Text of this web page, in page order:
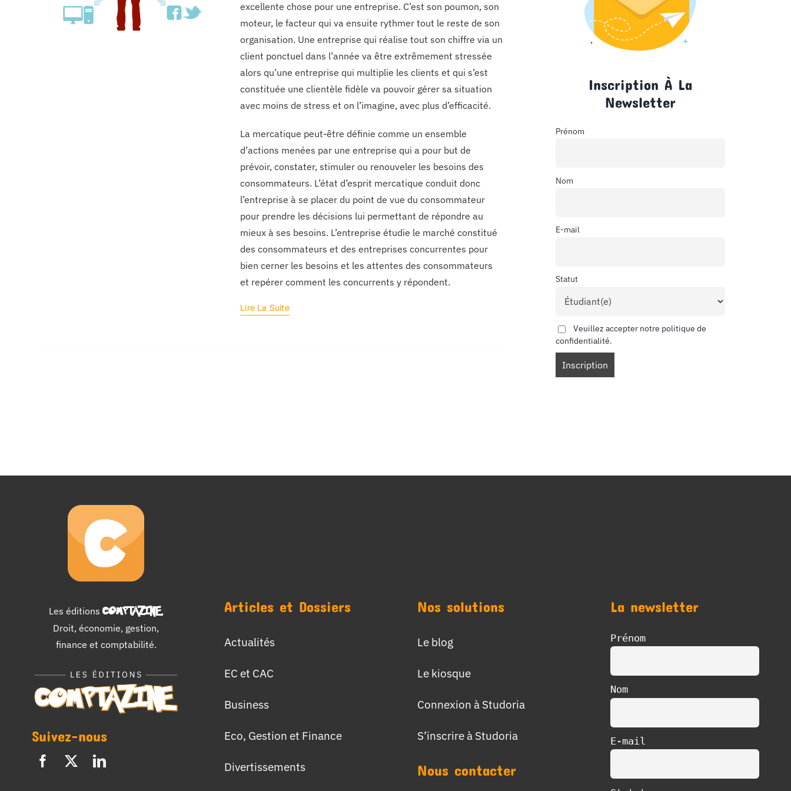
excellente chose pour une entreprise. C’est son poumon, son
moteur, le facteur qui va ensuite rythmer tout le reste de son
organisation. Une entreprise qui réalise tout son chiffre via un
client ponctuel dans l’année va être extrêmement stressée
alors qu’une entreprise qui multiplie les clients et qui s’est
constituée une clientèle fidèle va pouvoir gérer sa situation
avec moins de stress et on l’imagine, avec plus d’efficacité.
La mercatique peut-être définie comme un ensemble
d’actions menées par une entreprise qui a pour but de
prévoir, constater, stimuler ou renouveler les besoins des
consommateurs. L’état d’esprit mercatique conduit donc
l’entreprise à se placer du point de vue du consommateur
pour prendre les décisions lui permettant de répondre au
mieux à ses besoins. L’entreprise étudie le marché constitué
des consommateurs et des entreprises concurrentes pour
bien cerner les besoins et les attentes des consommateurs
et repérer comment les concurrents y répondent.
Lire La Suite
Inscription À La
Newsletter
Prénom
Nom
E-mail
Statut
Veuillez accepter notre politique de
confidentialité.
Les éditions COMPTAZINE.
Droit, économie, gestion,
finance et comptabilité.
Suivez-nous
Articles et Dossiers
Actualités
EC et CAC
Business
Eco, Gestion et Finance
Divertissements
Nos solutions
Le blog
Le kiosque
Connexion à Studoria
S’inscrire à Studoria
Nous contacter
La newsletter
Prénom
Nom
E-mail